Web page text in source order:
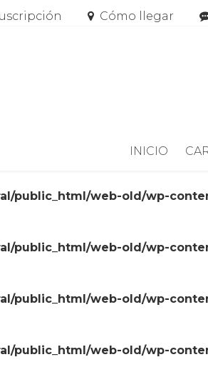
Cómo llegar
INICIO
public_html/web-old/wp-
public_html/web-old/wp-
public_html/web-old/wp-
public_html/web-old/wp-